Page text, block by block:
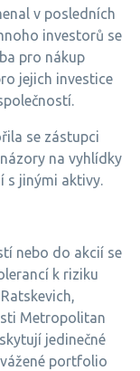
v posledních
investorů se
pro nákup
jejich investice
se zástupci
na vyhlídky
s jinými aktivy.
nebo do akcií se
k riziku
Metropolitan
jedinečné
portfolio